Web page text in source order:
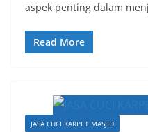
aspek penting dalam
Read More
JASA CUCI KARPET MASJID